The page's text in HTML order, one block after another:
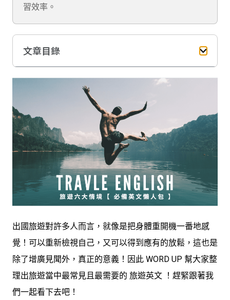
習效率。
文章目錄
出國旅遊對許多人而言，就像是把身體重開機一番地感
覺！可以重新檢視自己，又可以得到應有的放鬆，這也是
除了增廣見聞外，真正的意義！因此 WORD UP 幫大家整
理出旅遊當中最常見且最需要的 旅遊英文 ！趕緊跟著我
們一起看下去吧！